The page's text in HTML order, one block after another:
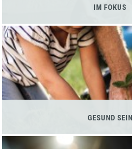
IM FOKUS
GESUND SEIN